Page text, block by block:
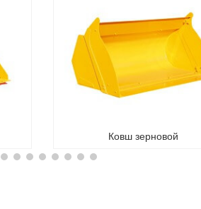
Ковш зерновой